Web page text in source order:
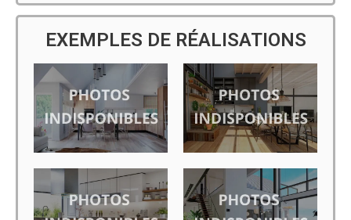
EXEMPLES DE RÉALISATIONS